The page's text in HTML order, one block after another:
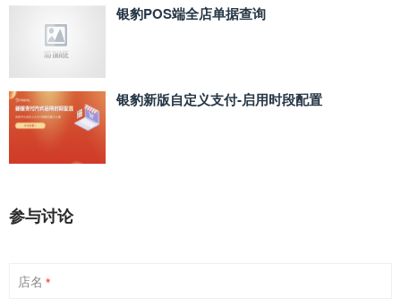
银豹POS端全店单据查询
银豹新版自定义支付‑启用时段配置
参与讨论
店名 *